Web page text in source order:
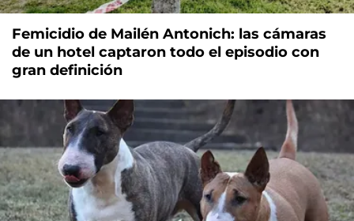
Femicidio de Mailén Antonich: las cámaras
de un hotel captaron todo el episodio con
gran definición